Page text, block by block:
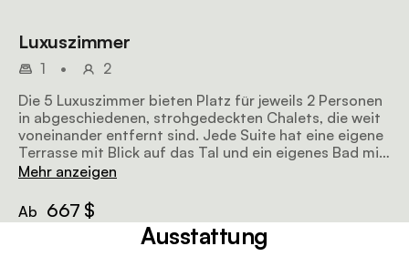
Luxuszimmer
1 •
2
Die 5 Luxuszimmer bieten Platz für jeweils 2 Personen
in abgeschiedenen, strohgedeckten Chalets, die weit
voneinander entfernt sind. Jede Suite hat eine eigene
Terrasse mit Blick auf das Tal und ein eigenes Bad mit
freistehender Badewanne, Dusche und
Mehr anzeigen
Ab 667 $
Ausstattung